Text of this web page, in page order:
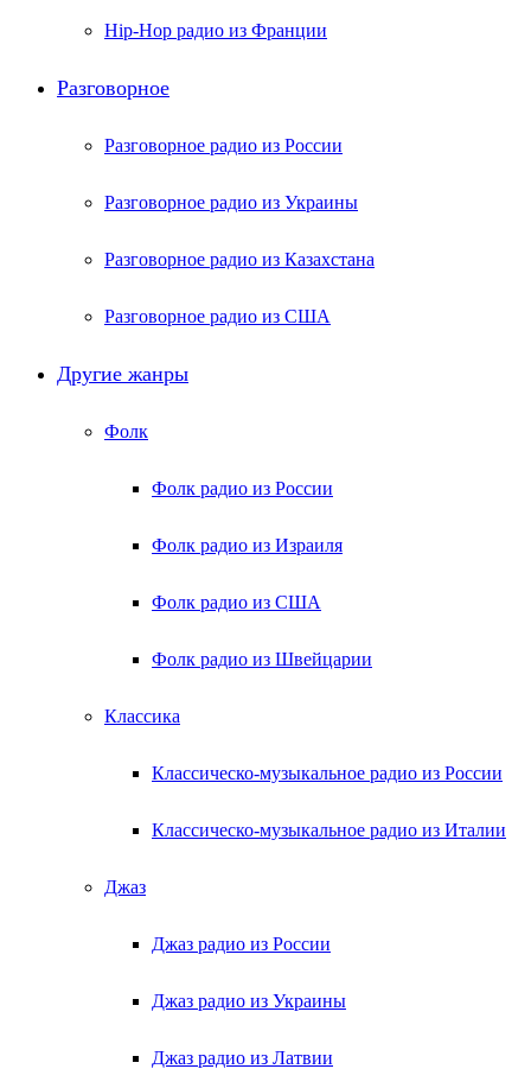
Hip-Hop радио из Франции
Разговорное
Разговорное радио из России
Разговорное радио из Украины
Разговорное радио из Казахстана
Разговорное радио из США
Другие жанры
Фолк
Фолк радио из России
Фолк радио из Израиля
Фолк радио из США
Фолк радио из Швейцарии
Классика
Классическо-музыкальное радио из России
Классическо-музыкальное радио из Италии
Джаз
Джаз радио из России
Джаз радио из Украины
Джаз радио из Латвии